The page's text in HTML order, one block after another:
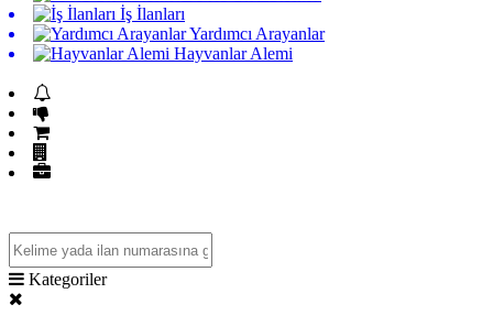
İş İlanları
Yardımcı Arayanlar
Hayvanlar Alemi
Kategoriler